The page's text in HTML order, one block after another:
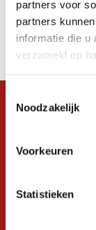
partners voor
partners
informatie die u
verzameld op
Noodzakelijk
Voorkeuren
Statistieken
Producten
Filter
Sorteren op
Snel
graag verder. 24/7